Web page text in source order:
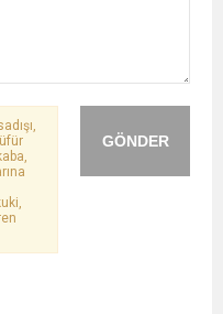
GÖNDER